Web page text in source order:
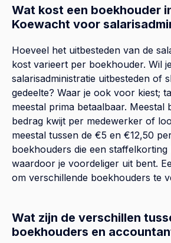
Wat kost een boekhouder
Koewacht voor
Hoeveel het uitbesteden van de
kost varieert per boekhouder. Wil
salarisadministratie uitbesteden of
gedeelte? Waar je ook voor kiest;
meestal prima betaalbaar. Meestal
bedrag kwijt per medewerker of
meestal tussen de €5 en €12,50
boekhouders die een staffelkorting
waardoor je voordeliger uit bent.
om verschillende boekhouders te
Wat zijn de verschillen
boekhouders en